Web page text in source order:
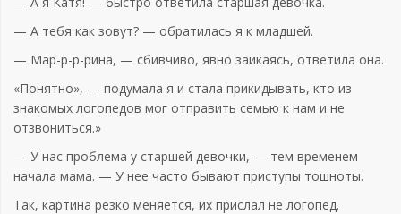
— А тебя как зовут? — обратилась я к младшей.
— Мар-р-р-рина, — сбивчиво, явно заикаясь, ответила она.
«Понятно», — подумала я и стала прикидывать, кто из
знакомых логопедов мог отправить семью к нам и не
отзвониться.»
— У нас проблема у старшей девочки, — тем временем
начала мама. — У нее часто бывают приступы тошноты.
Так, картина резко меняется, их прислал не логопед.